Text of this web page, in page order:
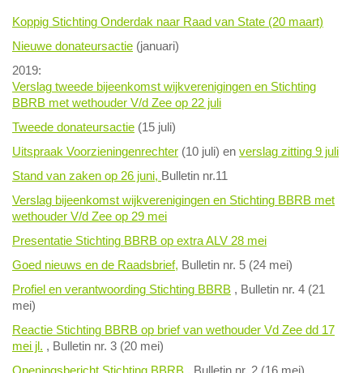
Koppig Stichting Onderdak naar Raad van State (20 maart)
Nieuwe donateursactie (januari)
2019:
Verslag tweede bijeenkomst wijkverenigingen en Stichting
BBRB met wethouder V/d Zee op 22 juli
Tweede donateursactie (15 juli)
Uitspraak Voorzieningenrechter (10 juli) en verslag zitting 9 juli
Stand van zaken op 26 juni, Bulletin nr.11
Verslag bijeenkomst wijkverenigingen en Stichting BBRB met
wethouder V/d Zee op 29 mei
Presentatie Stichting BBRB op extra ALV 28 mei
Goed nieuws en de Raadsbrief, Bulletin nr. 5 (24 mei)
Profiel en verantwoording Stichting BBRB , Bulletin nr. 4 (21
mei)
Reactie Stichting BBRB op brief van wethouder Vd Zee dd 17
mei jl. , Bulletin nr. 3 (20 mei)